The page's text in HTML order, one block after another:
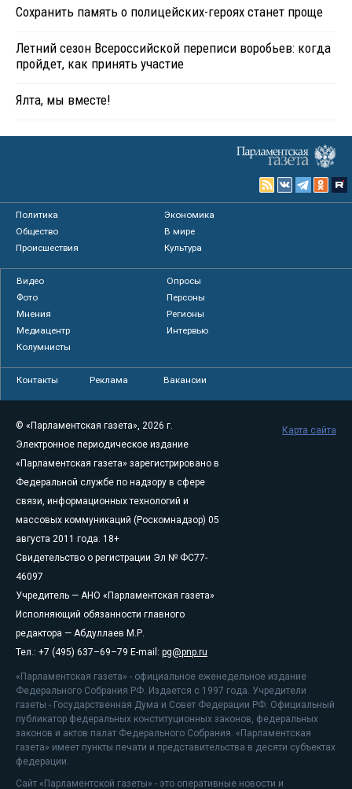
Сохранить память о полицейских-героях станет проще
Летний сезон Всероссийской переписи воробьев: когда
пройдет, как принять участие
Ялта, мы вместе!
Политика
Экономика
Общество
В мире
Происшествия
Культура
Видео
Опросы
Фото
Персоны
Мнения
Регионы
Медиацентр
Интервью
Колумнисты
Контакты Реклама Вакансии
© «Парламентская газета», 2026 г.
Электронное периодическое издание
«Парламентская газета» зарегистрировано в
Федеральной службе по надзору в сфере
связи, информационных технологий и
массовых коммуникаций (Роскомнадзор) 05
августа 2011 года. 18+
Свидетельство о регистрации Эл № ФС77-
46097
Учредитель — АНО «Парламентская газета»
Исполняющий обязанности главного
редактора — Абдуллаев М.Р.
Тел.: +7 (495) 637–69–79 E-mail: pg@pnp.ru
«Парламентская газета» - официальное еженедельное издание
Федерального Собрания РФ. Издается с 1997 года. Учредители
газеты - Государственная Дума и Совет Федерации РФ. Официальный
публикатор федеральных конституционных законов, федеральных
законов и актов палат Федерального Собрания. «Парламентская
газета» имеет пункты печати и представительства в десяти субъектах
федерации.
Сайт «Парламентской газеты» - это оперативные новости и
Карта сайта